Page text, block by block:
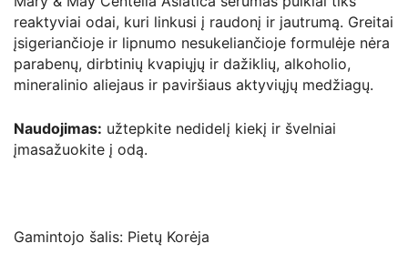
reaktyviai odai, kuri linkusi į raudonį ir jautrumą. Greitai
įsigeriančioje ir lipnumo nesukeliančioje formulėje nėra
parabenų, dirbtinių kvapiųjų ir dažiklių, alkoholio,
mineralinio aliejaus ir paviršiaus aktyviųjų medžiagų.
Naudojimas: užtepkite nedidelį kiekį ir švelniai
įmasažuokite į odą.
Gamintojo šalis: Pietų Korėja